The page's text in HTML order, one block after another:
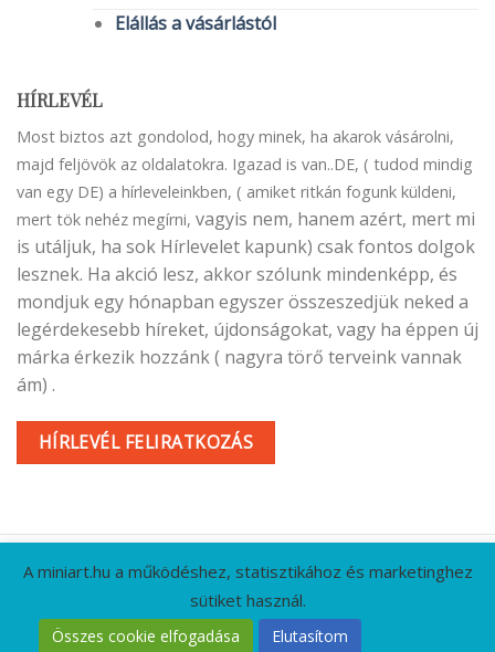
Elállás a vásárlástól
HÍRLEVÉL
Most biztos azt gondolod, hogy minek, ha akarok vásárolni,
majd feljövök az oldalatokra. Igazad is van..DE, ( tudod mindig
van egy DE) a hírleveleinkben, ( amiket ritkán fogunk küldeni,
mert tök nehéz megírni, vagyis nem, hanem azért, mert mi
is utáljuk, ha sok Hírlevelet kapunk) csak fontos dolgok
lesznek. Ha akció lesz, akkor szólunk mindenképp, és
mondjuk egy hónapban egyszer összeszedjük neked a
legérdekesebb híreket, újdonságokat, vagy ha éppen új
márka érkezik hozzánk ( nagyra törő terveink vannak
ám) .
HÍRLEVÉL FELIRATKOZÁS
KAPCSOLAT GYIK CÉGADATOK
ÁSZF
ADATVÉDELMI IRÁNYELVEK
RÓLUNK
A miniart.hu a működéshez, statisztikához és marketinghez
sütiket használ.
Összes cookie elfogadása Elutasítom